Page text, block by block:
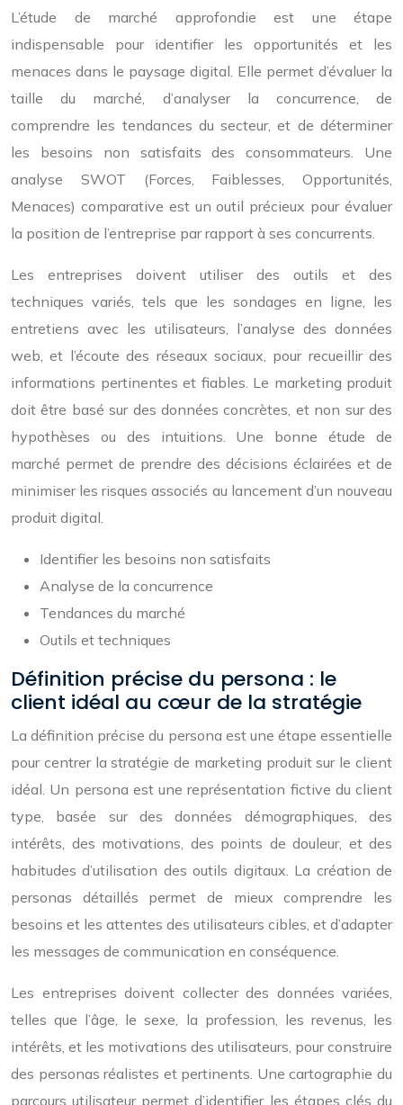
L’étude de marché approfondie est une étape
indispensable pour identifier les opportunités et les
menaces dans le paysage digital. Elle permet d’évaluer la
taille du marché, d’analyser la concurrence, de
comprendre les tendances du secteur, et de déterminer
les besoins non satisfaits des consommateurs. Une
analyse SWOT (Forces, Faiblesses, Opportunités,
Menaces) comparative est un outil précieux pour évaluer
la position de l’entreprise par rapport à ses concurrents.
Les entreprises doivent utiliser des outils et des
techniques variés, tels que les sondages en ligne, les
entretiens avec les utilisateurs, l’analyse des données
web, et l’écoute des réseaux sociaux, pour recueillir des
informations pertinentes et fiables. Le marketing produit
doit être basé sur des données concrètes, et non sur des
hypothèses ou des intuitions. Une bonne étude de
marché permet de prendre des décisions éclairées et de
minimiser les risques associés au lancement d’un nouveau
produit digital.
Identifier les besoins non satisfaits
Analyse de la concurrence
Tendances du marché
Outils et techniques
Définition précise du persona : le
client idéal au cœur de la stratégie
La définition précise du persona est une étape essentielle
pour centrer la stratégie de marketing produit sur le client
idéal. Un persona est une représentation fictive du client
type, basée sur des données démographiques, des
intérêts, des motivations, des points de douleur, et des
habitudes d’utilisation des outils digitaux. La création de
personas détaillés permet de mieux comprendre les
besoins et les attentes des utilisateurs cibles, et d’adapter
les messages de communication en conséquence.
Les entreprises doivent collecter des données variées,
telles que l’âge, le sexe, la profession, les revenus, les
intérêts, et les motivations des utilisateurs, pour construire
des personas réalistes et pertinents. Une cartographie du
parcours utilisateur permet d’identifier les étapes clés du